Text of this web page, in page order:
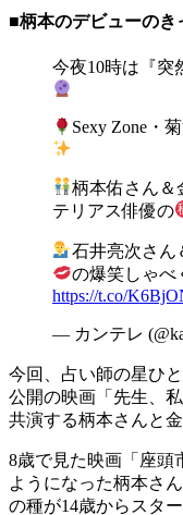
■柄本のデビューのき
今夜10時は『突
Sexy Zone・
柄本佑さん＆
テリアス俳優の
石井亮次さん
の爆笑しゃべ
https://t.co/
— カンテレ
今回、占い師の星ひ
公開の映画「先生、
共演する柄本さんと金
8歳で見た映画「座頭
ようになった柄本さ
の種が14歳からスタ